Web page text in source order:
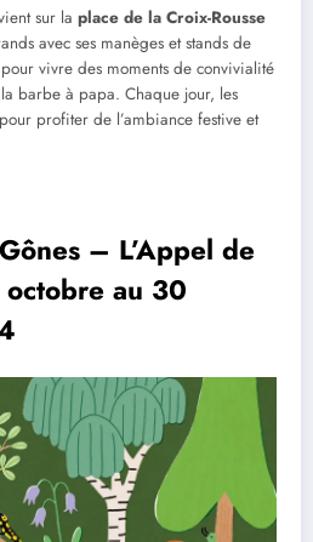
sur la place de la Croix-Rousse
avec ses manèges et stands de
pour vivre des moments de convivialité
barbe à papa. Chaque jour, les
profiter de l’ambiance festive et
– L’Appel de
au 30